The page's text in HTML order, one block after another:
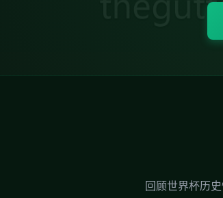
回顾世界杯历